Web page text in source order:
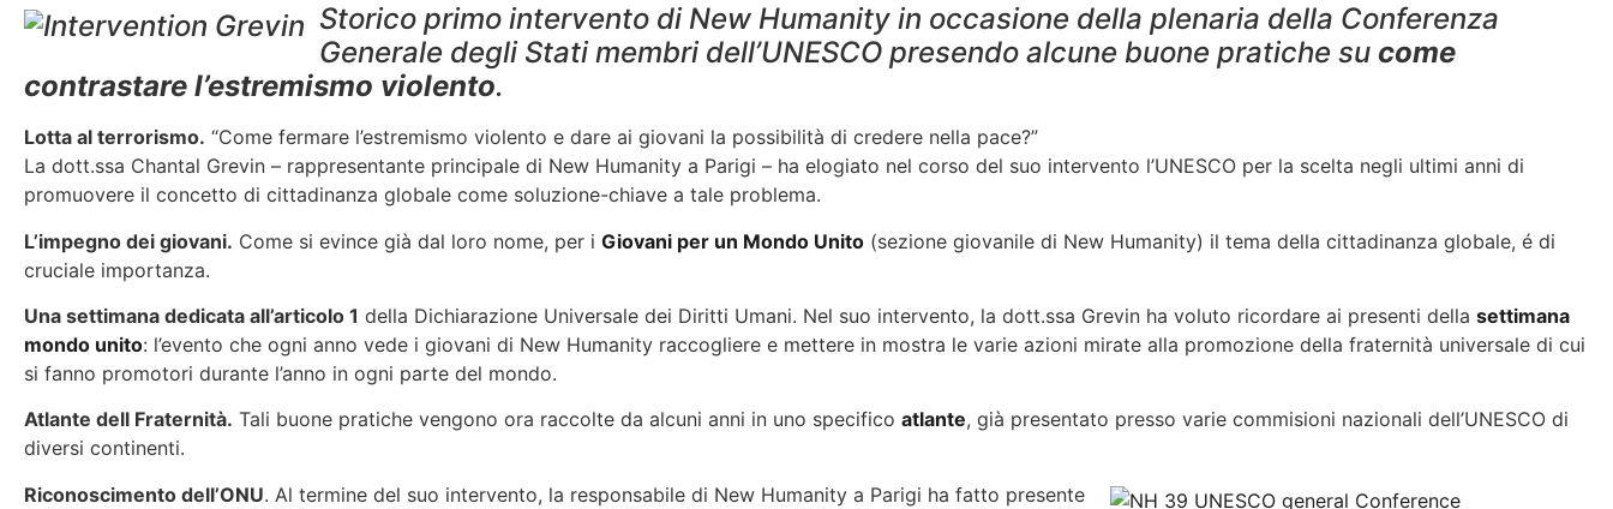
Storico primo intervento di New Humanity in occasione della plenaria della Conferenza
Generale degli Stati membri dell’UNESCO presendo alcune buone pratiche su come
contrastare l’estremismo violento.
Lotta al terrorismo. “Come fermare l’estremismo violento e dare ai giovani la possibilità di credere nella pace?”
La dott.ssa Chantal Grevin – rappresentante principale di New Humanity a Parigi – ha elogiato nel corso del suo intervento l’UNESCO per la scelta negli ultimi anni di
promuovere il concetto di cittadinanza globale come soluzione-chiave a tale problema.
L’impegno dei giovani. Come si evince già dal loro nome, per i Giovani per un Mondo Unito (sezione giovanile di New Humanity) il tema della cittadinanza globale, é di
cruciale importanza.
Una settimana dedicata all’articolo 1 della Dichiarazione Universale dei Diritti Umani. Nel suo intervento, la dott.ssa Grevin ha voluto ricordare ai presenti della settimana
mondo unito: l’evento che ogni anno vede i giovani di New Humanity raccogliere e mettere in mostra le varie azioni mirate alla promozione della fraternità universale di cui
si fanno promotori durante l’anno in ogni parte del mondo.
Atlante dell Fraternità. Tali buone pratiche vengono ora raccolte da alcuni anni in uno specifico atlante, già presentato presso varie commisioni nazionali dell’UNESCO di
diversi continenti.
Riconoscimento dell’ONU. Al termine del suo intervento, la responsabile di New Humanity a Parigi ha fatto presente